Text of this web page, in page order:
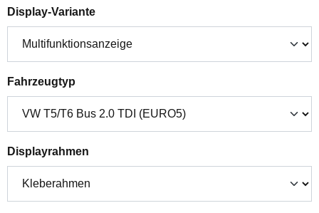
Display-Varianteauswählen
Fahrzeugtyp
Displayrahmen